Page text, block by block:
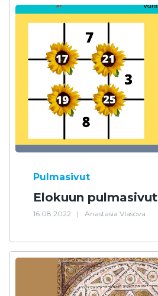
Pulmasivut
Elokuun pulmasivut
16.08.2022 | Anastasia Vlasova